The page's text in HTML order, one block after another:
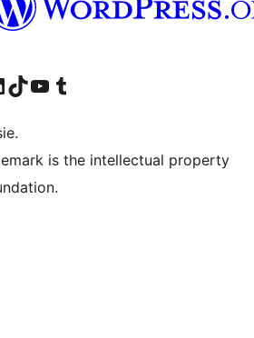
Facebook
compte Instagram
notre compte LinkedIn
Visiter notre compte TokTok
Visiter notre chaîne YouTube
Visiter notre compte Tumblr
is the intellectual property